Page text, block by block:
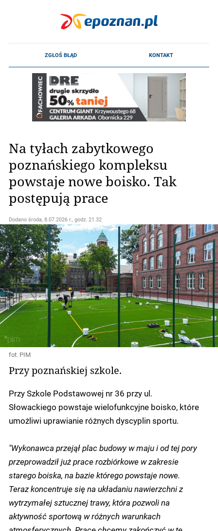
Na tyłach zabytkowego
poznańskiego kompleksu
powstaje nowe boisko. Tak
postępują prace
Dodano środa, 8.07.2026 r., godz. 21.32
fot. PIM
Przy poznańskiej szkole.
Przy Szkole Podstawowej nr 36 przy ul.
Słowackiego powstaje wielofunkcyjne boisko, które
umożliwi uprawianie różnych dyscyplin sportu.
"Wykonawca przejął plac budowy w maju i od tej pory
przeprowadził już prace rozbiórkowe w zakresie
starego boiska, na bazie którego powstaje nowe.
Teraz koncentruje się na układaniu nawierzchni z
wytrzymałej sztucznej trawy, która pozwoli na
aktywność sportową w różnych warunkach